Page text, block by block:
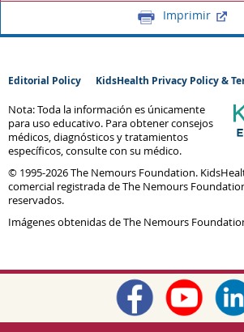
Imprimir
Editorial Policy KidsHealth Privacy Policy &
Nota: Toda la información es únicamente
para uso educativo. Para obtener consejos
médicos, diagnósticos y tratamientos
específicos, consulte con su médico.
© 1995-2026 The Nemours Foundation.
comercial registrada de The Nemours
reservados.
Imágenes obtenidas de The Nemours